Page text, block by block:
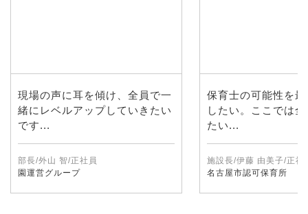
現場の声に耳を傾け、全員で一
緒にレベルアップしていきたい
です...
部長/外山 智/正社員
園運営グループ
保育士の可能性を
したい。ここでは
たい...
施設長/伊藤 由美子/正社
名古屋市認可保育所